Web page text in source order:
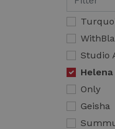
Studio
Only
Geisha